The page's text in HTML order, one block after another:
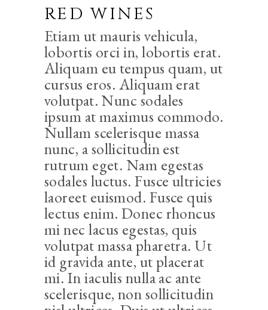
RED WINES
Etiam ut mauris vehicula,
lobortis orci in, lobortis erat.
Aliquam eu tempus quam, ut
cursus eros. Aliquam erat
volutpat. Nunc sodales
ipsum at maximus commodo.
Nullam scelerisque massa
nunc, a sollicitudin est
rutrum eget. Nam egestas
sodales luctus. Fusce ultricies
laoreet euismod. Fusce quis
lectus enim. Donec rhoncus
mi nec lacus egestas, quis
volutpat massa pharetra. Ut
id gravida ante, ut placerat
mi. In iaculis nulla ac ante
scelerisque, non sollicitudin